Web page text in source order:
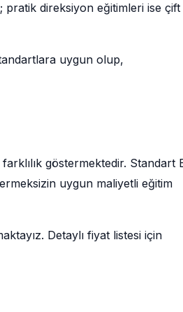
direksiyon eğitimleri ise çift
uygun olup,
göstermektedir. Standart
uygun maliyetli eğitim
Detaylı fiyat listesi için